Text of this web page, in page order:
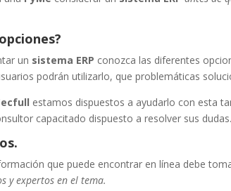
un sistema ERP conozca las diferentes
podrán utilizarlo, que problemáticas
estamos dispuestos a ayudarlo con esta
capacitado dispuesto a resolver sus dudas.
que puede encontrar en línea debe
y expertos en el tema.